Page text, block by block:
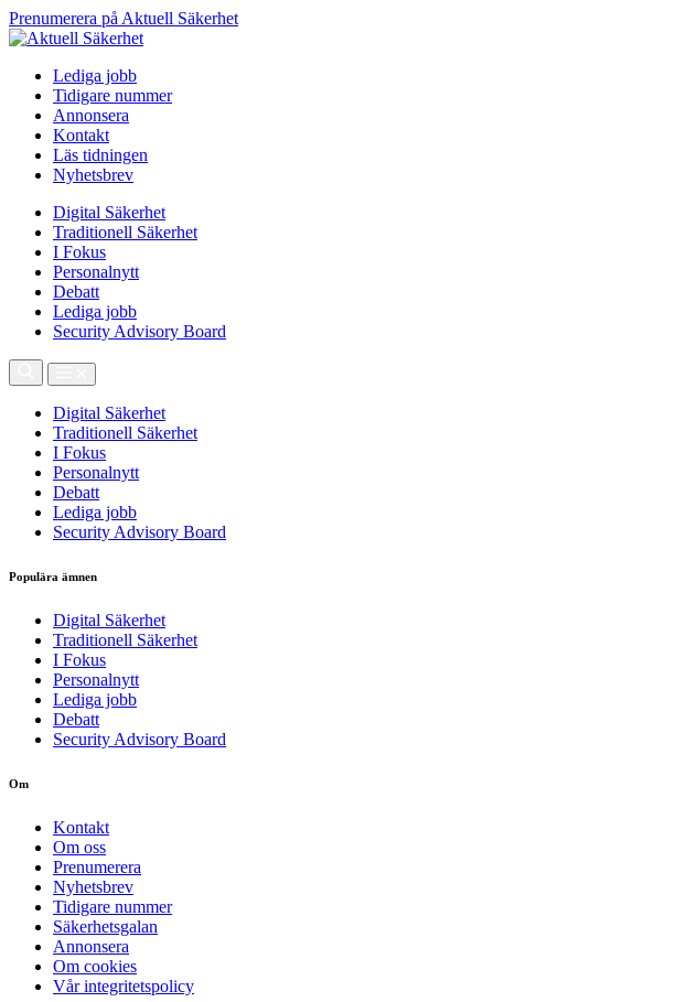
Prenumerera på Aktuell Säkerhet
Lediga jobb
Tidigare nummer
Annonsera
Kontakt
Läs tidningen
Nyhetsbrev
Digital Säkerhet
Traditionell Säkerhet
I Fokus
Personalnytt
Debatt
Lediga jobb
Security Advisory Board
Digital Säkerhet
Traditionell Säkerhet
I Fokus
Personalnytt
Debatt
Lediga jobb
Security Advisory Board
Populära ämnen
Digital Säkerhet
Traditionell Säkerhet
I Fokus
Personalnytt
Lediga jobb
Debatt
Security Advisory Board
Om
Kontakt
Om oss
Prenumerera
Nyhetsbrev
Tidigare nummer
Säkerhetsgalan
Annonsera
Om cookies
Vår integritetspolicy